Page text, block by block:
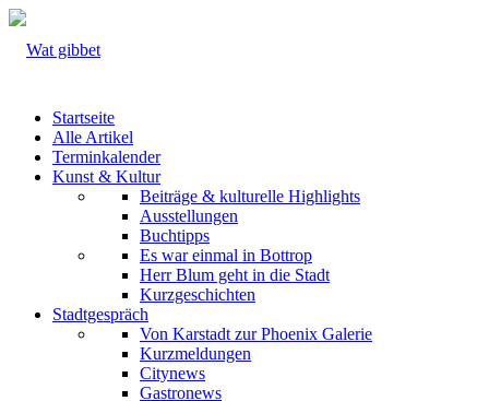
Startseite
Alle Artikel
Terminkalender
Kunst & Kultur
Beiträge & kulturelle Highlights
Ausstellungen
Buchtipps
Es war einmal in Bottrop
Herr Blum geht in die Stadt
Kurzgeschichten
Stadtgespräch
Von Karstadt zur Phoenix Galerie
Kurzmeldungen
Citynews
Gastronews